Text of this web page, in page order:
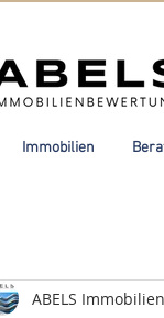
Immobilien
ABELS